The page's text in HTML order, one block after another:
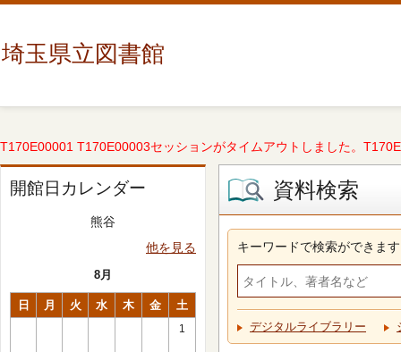
埼玉県立図書館
T170E00001 T170E00003セッションがタイムアウトしました。
開館日カレンダー
熊谷
他を見る
8月
日 月 火 水 木 金 土
1
資料検索
キーワードで検索ができます
デジタルライブラリー